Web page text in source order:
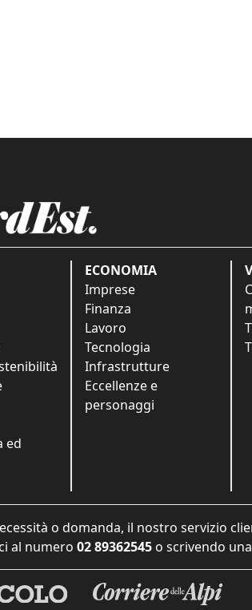
ed
ECONOMIA
Imprese
Finanza
Lavoro
Tecnologia
Infrastrutture
Eccellenze e
personaggi
o domanda, il nostro servizio
al numero 02 89362545 o scrivendo